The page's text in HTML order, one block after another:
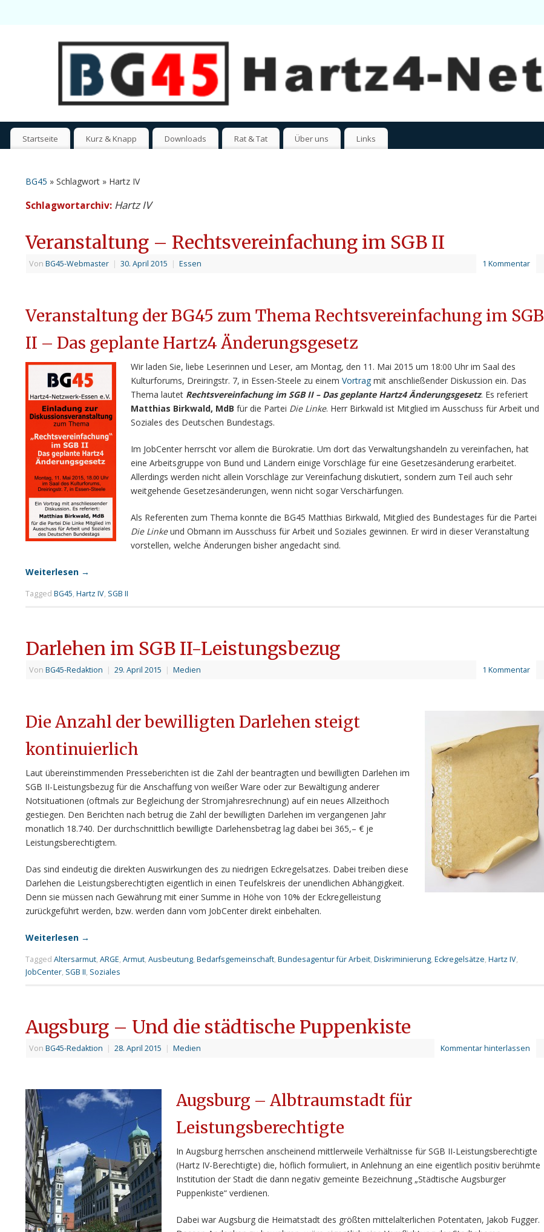
Startseite Kurz & Knapp Downloads Rat & Tat Über uns Links
BG45 » Schlagwort » Hartz IV
Schlagwortarchiv: Hartz IV
Veranstaltung – Rechtsvereinfachung im SGB II
Von BG45-Webmaster | 30. April 2015 | Essen 1 Kommentar
Veranstaltung der BG45 zum Thema Rechtsvereinfachung im SGB
II – Das geplante Hartz4 Änderungsgesetz
Wir laden Sie, liebe Leserinnen und Leser, am Montag, den 11. Mai 2015 um 18:00 Uhr im Saal des
Kulturforums, Dreiringstr. 7, in Essen-Steele zu einem Vortrag mit anschließender Diskussion ein. Das
Thema lautet Rechtsvereinfachung im SGB II – Das geplante Hartz4 Änderungsgesetz. Es referiert
Matthias Birkwald, MdB für die Partei Die Linke. Herr Birkwald ist Mitglied im Ausschuss für Arbeit und
Soziales des Deutschen Bundestags.
Im JobCenter herrscht vor allem die Bürokratie. Um dort das Verwaltungshandeln zu vereinfachen, hat
eine Arbeitsgruppe von Bund und Ländern einige Vorschläge für eine Gesetzesänderung erarbeitet.
Allerdings werden nicht allein Vorschläge zur Vereinfachung diskutiert, sondern zum Teil auch sehr
weitgehende Gesetzesänderungen, wenn nicht sogar Verschärfungen.
Als Referenten zum Thema konnte die BG45 Matthias Birkwald, Mitglied des Bundestages für die Partei
Die Linkeund Obmann im Ausschuss für Arbeit und Soziales gewinnen. Er wird in dieser Veranstaltung
vorstellen, welche Änderungen bisher angedacht sind.
Weiterlesen →
Tagged BG45, Hartz IV, SGB II
Darlehen im SGB II-Leistungsbezug
Von BG45-Redaktion | 29. April 2015 | Medien 1 Kommentar
Die Anzahl der bewilligten Darlehen steigt
kontinuierlich
Laut übereinstimmenden Presseberichten ist die Zahl der beantragten und bewilligten Darlehen im
SGB II-Leistungsbezug für die Anschaffung von weißer Ware oder zur Bewältigung anderer
Notsituationen (oftmals zur Begleichung der Stromjahresrechnung) auf ein neues Allzeithoch
gestiegen. Den Berichten nach betrug die Zahl der bewilligten Darlehen im vergangenen Jahr
monatlich 18.740. Der durchschnittlich bewilligte Darlehensbetrag lag dabei bei 365,– € je
Leistungsberechtigtem.
Das sind eindeutig die direkten Auswirkungen des zu niedrigen Eckregelsatzes. Dabei treiben diese
Darlehen die Leistungsberechtigten eigentlich in einen Teufelskreis der unendlichen Abhängigkeit.
Denn sie müssen nach Gewährung mit einer Summe in Höhe von 10% der Eckregelleistung
zurückgeführt werden, bzw. werden dann vom JobCenter direkt einbehalten.
Weiterlesen →
Tagged Altersarmut, ARGE, Armut, Ausbeutung, Bedarfsgemeinschaft, Bundesagentur für Arbeit, Diskriminierung, Eckregelsätze, Hartz IV,
JobCenter, SGB II, Soziales
Augsburg – Und die städtische Puppenkiste
Von BG45-Redaktion | 28. April 2015 | Medien Kommentar hinterlassen
Augsburg – Albtraumstadt für
Leistungsberechtigte
In Augsburg herrschen anscheinend mittlerweile Verhältnisse für SGB II-Leistungsberechtigte
(Hartz IV-Berechtigte) die, höflich formuliert, in Anlehnung an eine eigentlich positiv berühmte
Institution der Stadt die dann negativ gemeinte Bezeichnung „Städtische Augsburger
Puppenkiste“ verdienen.
Dabei war Augsburg die Heimatstadt des größten mittelalterlichen Potentaten, Jakob Fugger.